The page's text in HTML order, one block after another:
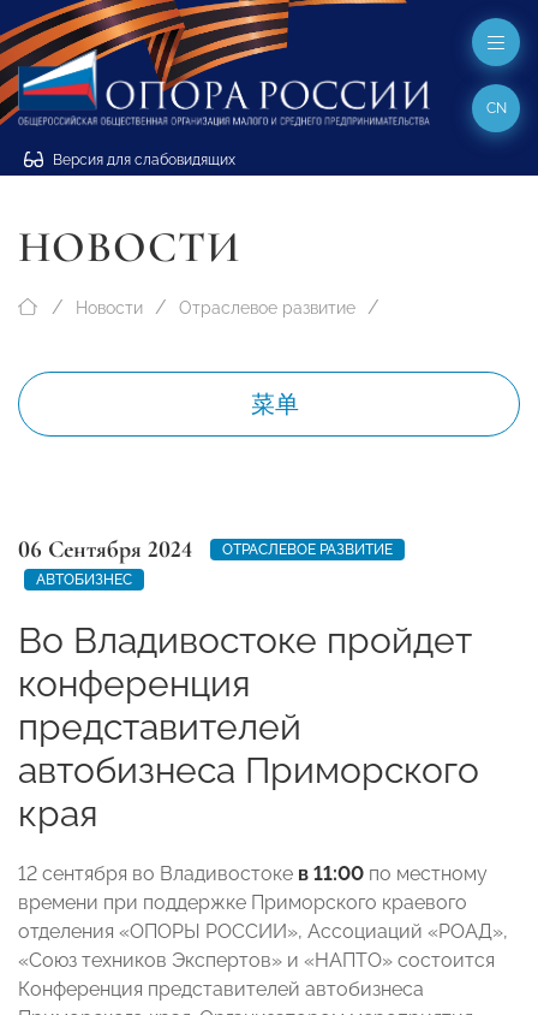
Версия для слабовидящих
CN
НОВОСТИ
Новости Отраслевое развитие
菜单
06 Сентября 2024
ОТРАСЛЕВОЕ РАЗВИТИЕ
АВТОБИЗНЕС
Во Владивостоке пройдет
конференция
представителей
автобизнеса Приморского
края
12 сентября во Владивостоке в 11:00 по местному
времени при поддержке Приморского краевого
отделения «ОПОРЫ РОССИИ», Ассоциаций «РОАД»,
«Союз техников Экспертов» и «НАПТО» состоится
Конференция представителей автобизнеса